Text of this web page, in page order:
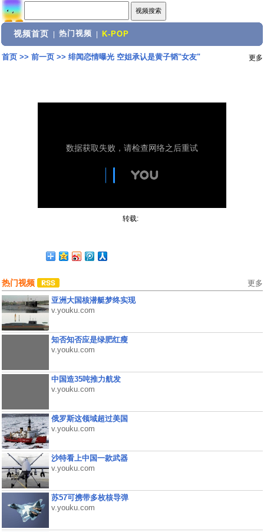
视频首页 热门视频 K-POP
首页>> 前一页>> 绯闻恋情曝光 空姐承认是黄子韬"女友" 更多
转载:
热门视频 更多
亚洲大国核潜艇梦终实现
v.youku.com
知否知否应是绿肥红瘦
v.youku.com
中国造35吨推力航发
v.youku.com
俄罗斯这领域超过美国
v.youku.com
沙特看上中国一款武器
v.youku.com
苏57可携带多枚核导弹
v.youku.com